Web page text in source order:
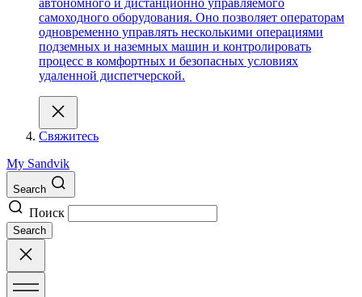
автономного и дистанционно управляемого
самоходного оборудования. Оно позволяет операторам
одновременно управлять несколькими операциями
подземных и наземных машин и контролировать
процесс в комфортных и безопасных условиях
удаленной диспетчерской.
Свяжитесь
My Sandvik
Search
Поиск
Search